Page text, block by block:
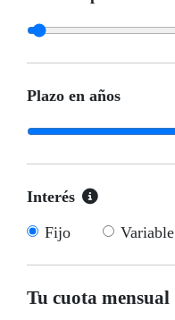
Plazo en años
Interés
Fijo
Variable
Tu cuota mensual